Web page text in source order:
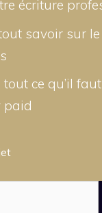
écriture
savoir sur
ce qu’il
paid